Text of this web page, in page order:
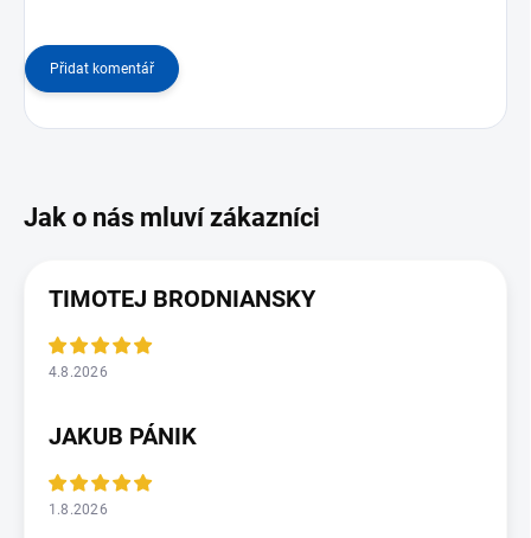
Přidat komentář
TIMOTEJ BRODNIANSKY
4.8.2026
JAKUB PÁNIK
1.8.2026